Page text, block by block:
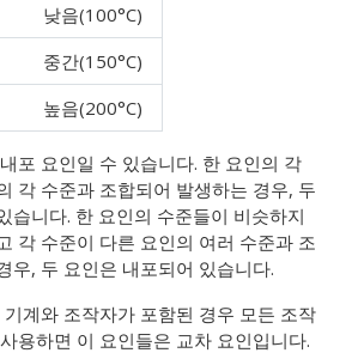
낮음(100°C)
중간(150°C)
높음(200°C)
포 요인일 수 있습니다. 한 요인의 각
각 수준과 조합되어 발생하는 경우, 두
습니다. 한 요인의 수준들이 비슷하지
각 수준이 다른 요인의 여러 수준과 조
우, 두 요인은 내포되어 있습니다.
계와 조작자가 포함된 경우 모든 조작
용하면 이 요인들은 교차 요인입니다.